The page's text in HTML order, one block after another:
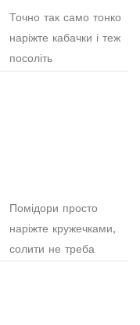
Точно так само тонко
наріжте кабачки і теж
посоліть
Помідори просто
наріжте кружечками,
солити не треба